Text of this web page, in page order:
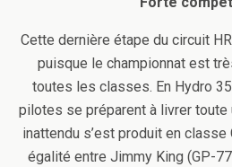
Cette dernière étape du circuit
puisque le championnat est
toutes les classes. En Hydro
pilotes se préparent à livrer toute
inattendu s’est produit en classe
égalité entre Jimmy King (GP-